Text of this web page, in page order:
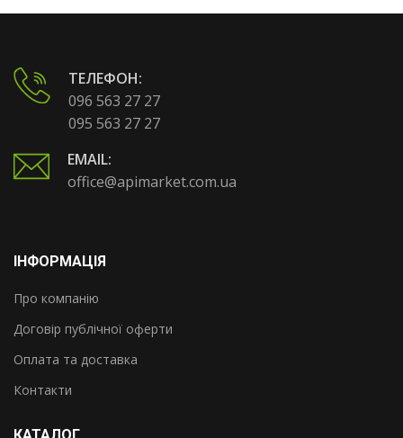
ТЕЛЕФОН:
096 563 27 27
095 563 27 27
EMAIL:
office@apimarket.com.ua
ІНФОРМАЦІЯ
Про компанію
Договір публічної оферти
Оплата та доставка
Контакти